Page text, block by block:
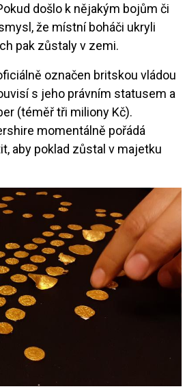
došlo k nějakým bojům či
že místní boháči ukryli
pak zůstaly v zemi.
označen britskou vládou
s jeho právním statusem a
(téměř tři miliony Kč).
momentálně pořádá
aby poklad zůstal v majetku